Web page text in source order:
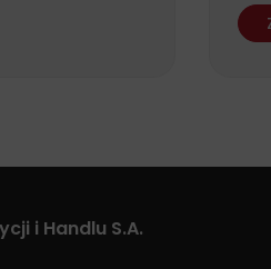
i Handlu S.A.